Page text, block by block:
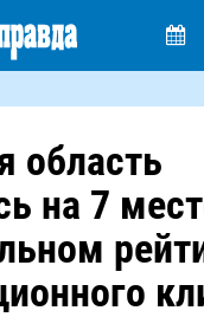
область
на 7